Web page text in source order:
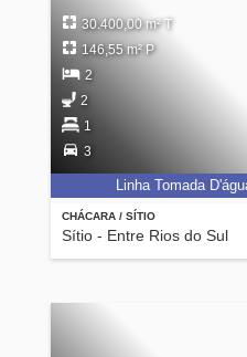
CHÁCARA / SÍTIO
Sítio - Entre Rios do Sul
30.400,00 m² T
146,55 m² P
2
2
1
3
Linha Tomada